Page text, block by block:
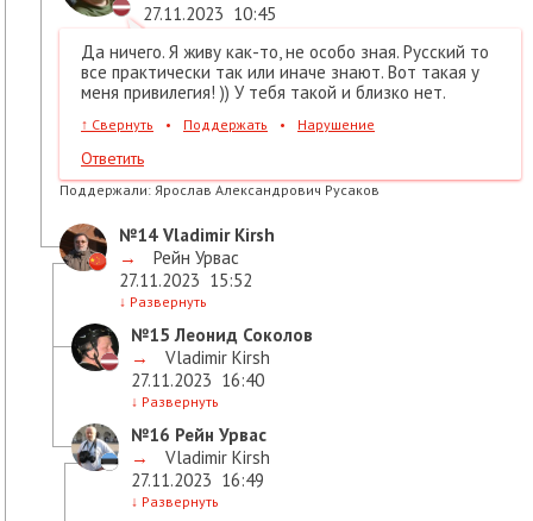
27.11.2023 10:45
Да ничего. Я живу как-то, не особо зная. Русский то
все практически так или иначе знают. Вот такая у
меня привилегия! )) У тебя такой и близко нет.
↑ Свернуть • Поддержать • Нарушение
Ответить
Поддержали: Ярослав Александрович Русаков
№14 Vladimir Kirsh
→
Рейн Урвас
27.11.2023 15:52
↓ Развернуть
№15 Леонид Соколов
→
Vladimir Kirsh
27.11.2023 16:40
↓ Развернуть
№16 Рейн Урвас
→
Vladimir Kirsh
27.11.2023 16:49
↓ Развернуть